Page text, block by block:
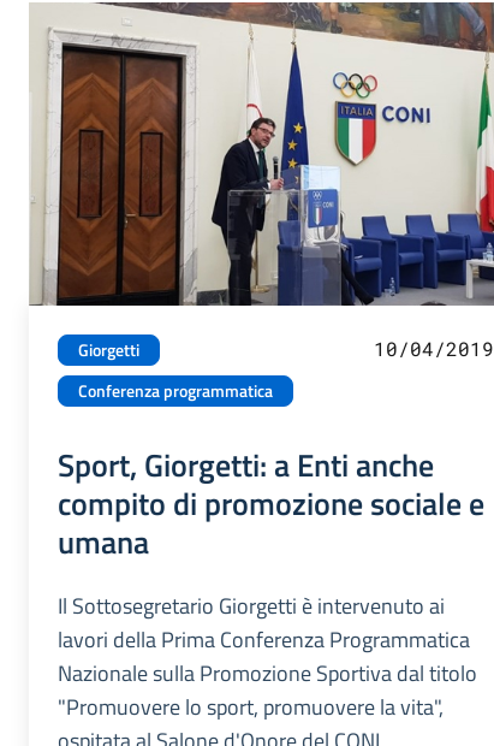
Giorgetti
Conferenza programmatica
10/04/2019
Sport, Giorgetti: a Enti anche
compito di promozione sociale e
umana
Il Sottosegretario Giorgetti è intervenuto ai
lavori della Prima Conferenza Programmatica
Nazionale sulla Promozione Sportiva dal titolo
"Promuovere lo sport, promuovere la vita",